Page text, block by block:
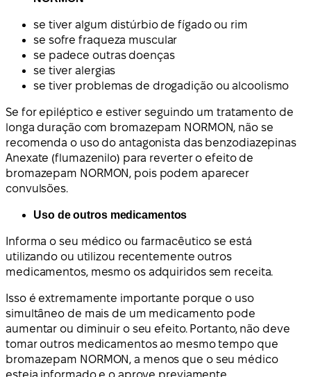
se tiver algum distúrbio de fígado ou rim
se sofre fraqueza muscular
se padece outras doenças
se tiver alergias
se tiver problemas de drogadição ou alcoolismo
Se for epiléptico e estiver seguindo um tratamento de
longa duração com bromazepam NORMON, não se
recomenda o uso do antagonista das benzodiazepinas
Anexate (flumazenilo) para reverter o efeito de
bromazepam NORMON, pois podem aparecer
convulsões.
Uso de outros medicamentos
Informa o seu médico ou farmacêutico se está
utilizando ou utilizou recentemente outros
medicamentos, mesmo os adquiridos sem receita.
Isso é extremamente importante porque o uso
simultâneo de mais de um medicamento pode
aumentar ou diminuir o seu efeito. Portanto, não deve
tomar outros medicamentos ao mesmo tempo que
bromazepam NORMON, a menos que o seu médico
esteja informado e o aprove previamente.